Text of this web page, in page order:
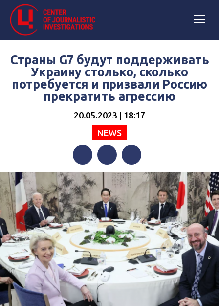
Страны G7 будут поддерживать
Украину столько, сколько
потребуется и призвали Россию
прекратить агрессию
20.05.2023 | 18:17
NEWS
FacebookTwitterTelegram